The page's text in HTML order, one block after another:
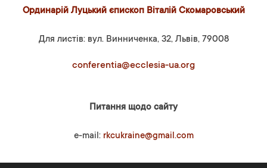
Ординарій Луцький єпископ Віталій Скомаровський
Для листів: вул. Винниченка, 32, Львів, 79008
conferentia@ecclesia-ua.org
Питання щодо сайту
e-mail: rkcukraine@gmail.com